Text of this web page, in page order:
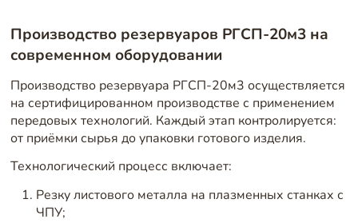
Производство резервуаров РГСП-20м3 на
современном оборудовании
Производство резервуара РГСП-20м3 осуществляется
на сертифицированном производстве с применением
передовых технологий. Каждый этап контролируется:
от приёмки сырья до упаковки готового изделия.
Технологический процесс включает:
Резку листового металла на плазменных станках с
ЧПУ;